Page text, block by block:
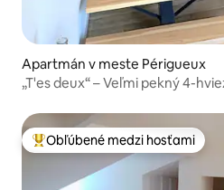
Apartmán v meste Périgueux
„T'es deux“ – Veľmi pekný 4-
Najobľúbenejšie medzi hosťami
Obľúbené medzi hosťami